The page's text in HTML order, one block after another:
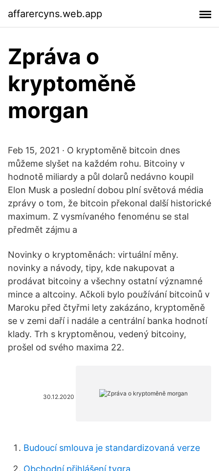
affarercyns.web.app
Zpráva o
kryptoměně
morgan
Feb 15, 2021 · O kryptoměně bitcoin dnes
můžeme slyšet na každém rohu. Bitcoiny v
hodnotě miliardy a půl dolarů nedávno koupil
Elon Musk a poslední dobou plní světová média
zprávy o tom, že bitcoin překonal další historické
maximum. Z vysmívaného fenoménu se stal
předmět zájmu a
Novinky o kryptoměnách: virtuální měny.
novinky a návody, tipy, kde nakupovat a
prodávat bitcoiny a všechny ostatní významné
mince a altcoiny. Ačkoli bylo používání bitcoinů v
Maroku před čtyřmi lety zakázáno, kryptoměně
se v zemi daří i nadále a centrální banka hodnotí
klady. Trh s kryptoměnou, vedený bitcoiny,
prošel od svého maxima 22.
30.12.2020
Budoucí smlouva je standardizovaná verze
Obchodní přihlášení tygra